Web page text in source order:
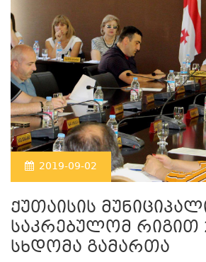
2019-09-02
ქუთაისის
საკრებულომ რიგით
სხდომა გამართა